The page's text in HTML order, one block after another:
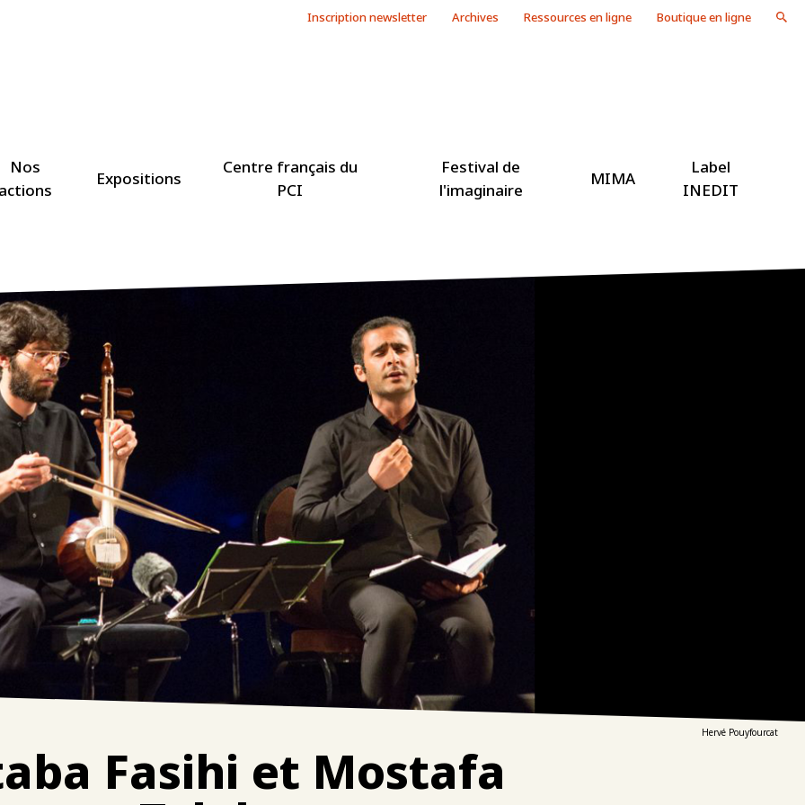
Inscription newsletter Archives Ressources en ligne Boutique en ligne
Nos
Expositions
Centre français du
PCI
Festival de
l'imaginaire
MIMA
Label
INEDIT
Hervé Pouyfourcat
Fasihi et Mostafa